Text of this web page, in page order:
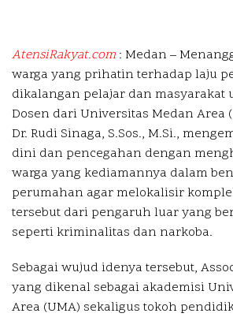
AtensiRakyat.com : Medan –
warga yang prihatin terhadap laju
dikalangan pelajar dan masyarakat
Dosen dari Universitas Medan Area
Dr. Rudi Sinaga, S.Sos., M.Si.,
dini dan pencegahan dengan
warga yang kediamannya dalam
perumahan agar melokalisir
tersebut dari pengaruh luar yang
seperti kriminalitas dan narkoba.
Sebagai wujud idenya tersebut,
yang dikenal sebagai akademisi
Area (UMA) sekaligus tokoh